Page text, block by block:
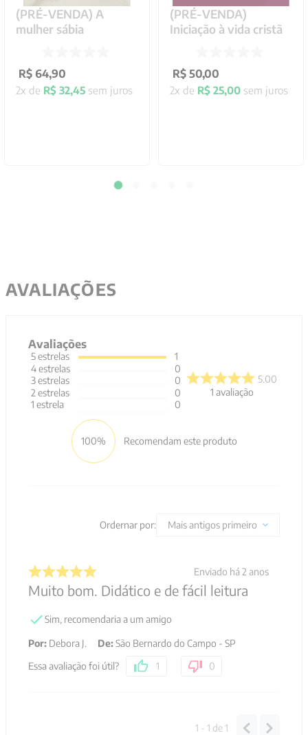
(PRÉ-VENDA) A
mulher sábia
R$ 64,90
2x de R$ 32,45 sem juros
(PRÉ-VENDA)
Iniciação à vida cristã
R$ 50,00
2x de R$ 25,00 sem juros
AVALIAÇÕES
Avaliações
5estrelas
4estrelas
3estrelas
2 estrelas
1 estrela
1
0
0
0
0
5.00
1 avaliação
100% Recomendam este produto
Ordernar por: Mais antigos primeiro
Enviado há 2 anos
Muito bom. Didático e de fácil leitura
Sim, recomendaria a um amigo
Por: Debora J. De:São Bernardo do Campo - SP
Essa avaliação foi útil?
1 0
1 - 1 de1